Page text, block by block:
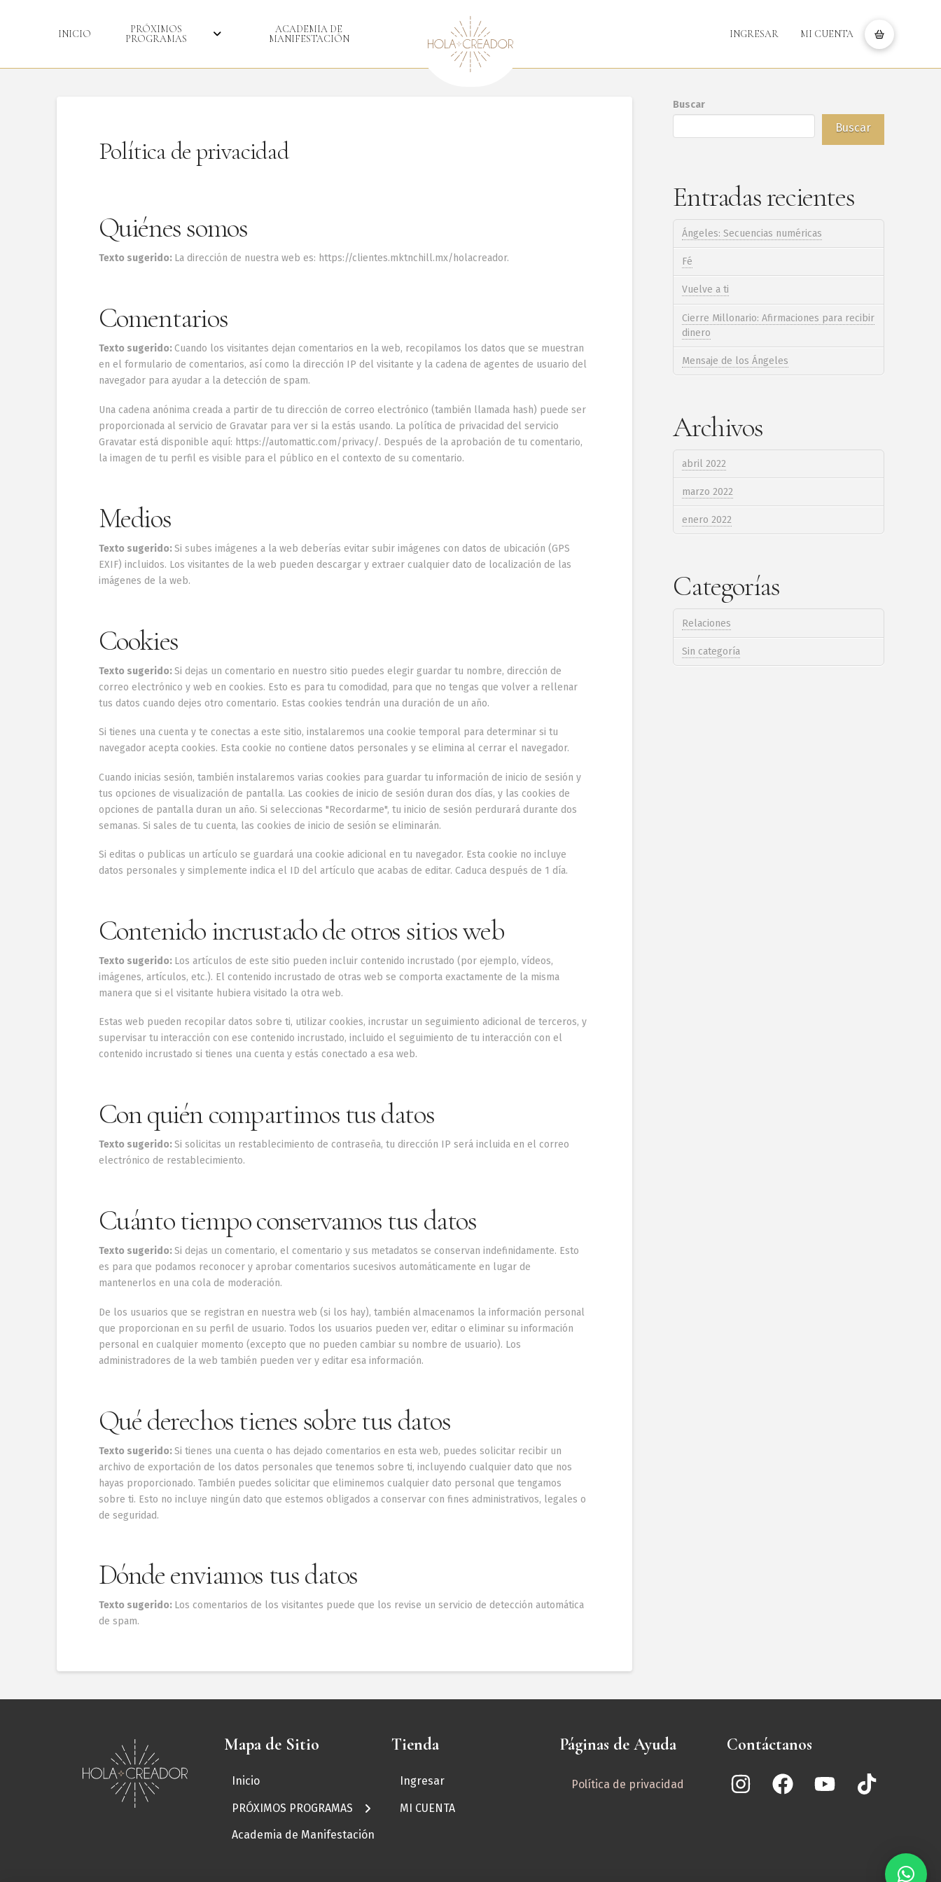
INICIO
PRÓXIMOS
PROGRAMAS
ACADEMIA DE
MANIFESTACIÓN
INGRESAR MI CUENTA
Política de privacidad
Quiénes somos
Texto sugerido: La dirección de nuestra web es: https://clientes.mktnchill.mx/holacreador.
Comentarios
Texto sugerido:Cuando los visitantes dejan comentarios en la web, recopilamos los datos que se muestran
en el formulario de comentarios, así como la dirección IP del visitante y la cadena de agentes de usuario del
navegador para ayudar a la detección de spam.
Una cadena anónima creada a partir de tu dirección de correo electrónico (también llamada hash) puede ser
proporcionada al servicio de Gravatar para ver si la estás usando. La política de privacidad del servicio
Gravatar está disponible aquí: https://automattic.com/privacy/. Después de la aprobación de tu comentario,
la imagen de tu perfil es visible para el público en el contexto de su comentario.
Medios
Texto sugerido:Si subes imágenes a la web deberías evitar subir imágenes con datos de ubicación (GPS
EXIF) incluidos. Los visitantes de la web pueden descargar y extraer cualquier dato de localización de las
imágenes de la web.
Cookies
Texto sugerido:Si dejas un comentario en nuestro sitio puedes elegir guardar tu nombre, dirección de
correo electrónico y web en cookies. Esto es para tu comodidad, para que no tengas que volver a rellenar
tus datos cuando dejes otro comentario. Estas cookies tendrán una duración de un año.
Si tienes una cuenta y te conectas a este sitio, instalaremos una cookie temporal para determinar si tu
navegador acepta cookies. Esta cookie no contiene datos personales y se elimina al cerrar el navegador.
Cuando inicias sesión, también instalaremos varias cookies para guardar tu información de inicio de sesión y
tus opciones de visualización de pantalla. Las cookies de inicio de sesión duran dos días, y las cookies de
opciones de pantalla duran un año. Si seleccionas "Recordarme", tu inicio de sesión perdurará durante dos
semanas. Si sales de tu cuenta, las cookies de inicio de sesión se eliminarán.
Si editas o publicas un artículo se guardará una cookie adicional en tu navegador. Esta cookie no incluye
datos personales y simplemente indica el ID del artículo que acabas de editar. Caduca después de 1 día.
Contenido incrustado de otros sitios web
Texto sugerido: Los artículos de este sitio pueden incluir contenido incrustado (por ejemplo, vídeos,
imágenes, artículos, etc.). El contenido incrustado de otras web se comporta exactamente de la misma
manera que si el visitante hubiera visitado la otra web.
Estas web pueden recopilar datos sobre ti, utilizar cookies, incrustar un seguimiento adicional de terceros, y
supervisar tu interacción con ese contenido incrustado, incluido el seguimiento de tu interacción con el
contenido incrustado si tienes una cuenta y estás conectado a esa web.
Con quién compartimos tus datos
Texto sugerido:Si solicitas un restablecimiento de contraseña, tu dirección IP será incluida en el correo
electrónico de restablecimiento.
Cuánto tiempo conservamos tus datos
Texto sugerido:Si dejas un comentario, el comentario y sus metadatos se conservan indefinidamente. Esto
es para que podamos reconocer y aprobar comentarios sucesivos automáticamente en lugar de
mantenerlos en una cola de moderación.
De los usuarios que se registran en nuestra web (si los hay), también almacenamos la información personal
que proporcionan en su perfil de usuario. Todos los usuarios pueden ver, editar o eliminar su información
personal en cualquier momento (excepto que no pueden cambiar su nombre de usuario). Los
administradores de la web también pueden ver y editar esa información.
Qué derechos tienes sobre tus datos
Texto sugerido:Si tienes una cuenta o has dejado comentarios en esta web, puedes solicitar recibir un
archivo de exportación de los datos personales que tenemos sobre ti, incluyendo cualquier dato que nos
hayas proporcionado. También puedes solicitar que eliminemos cualquier dato personal que tengamos
sobre ti. Esto no incluye ningún dato que estemos obligados a conservar con fines administrativos, legales o
de seguridad.
Dónde enviamos tus datos
Texto sugerido: Los comentarios de los visitantes puede que los revise un servicio de detección automática
de spam.
Buscar
Buscar
Entradas recientes
Ángeles: Secuencias numéricas
Fé
Vuelve a ti
Cierre Millonario: Afirmaciones para recibir
dinero
Mensaje de los Ángeles
Archivos
abril 2022
marzo 2022
enero 2022
Categorías
Relaciones
Sin categoría
Mapa de Sitio
Inicio
PRÓXIMOS PROGRAMAS
← Volver
Escritura Mágica
Sana las Heridas que
Academia de Manifestación
Tienda
Ingresar
MI CUENTA
Páginas de Ayuda
Política de privacidad
Contáctanos